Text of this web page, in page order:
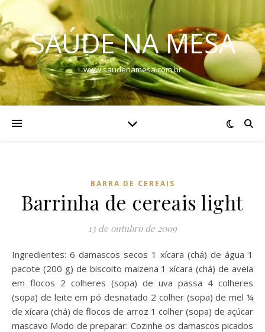
SAÚDE NA MESA
www.saudenamesa.com.br
BARRA DE CEREAIS
Barrinha de cereais light
13 de outubro de 2009
Ingredientes: 6 damascos secos 1 xícara (chá) de água 1
pacote (200 g) de biscoito maizena 1 xícara (chá) de aveia
em flocos 2 colheres (sopa) de uva passa 4 colheres
(sopa) de leite em pó desnatado 2 colher (sopa) de mel ¼
de xícara (chá) de flocos de arroz 1 colher (sopa) de açúcar
mascavo Modo de preparar: Cozinhe os damascos picados